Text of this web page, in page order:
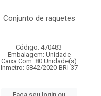
Conjunto de raquetes
Código: 470483
Embalagem: Unidade
Caixa Com: 80 Unidade(s)
Inmetro: 5842/2020-BRI-37